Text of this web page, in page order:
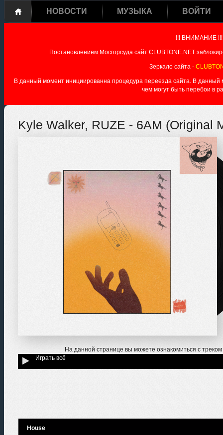
НОВОСТИ МУЗЫКА ВОЙТИ
!!! ВНИМАНИЕ !!!
Постановлением Мосгорсуда сайт CLUBTONE.NET
Зеркало сайта -
В данный момент инициированна процедура переезда сайта. В данный
чем могут быть перебои в
Kyle Walker, RUZE - 6AM (Original
На данной странице вы можете ознакомиться с треком
Играть всё
House